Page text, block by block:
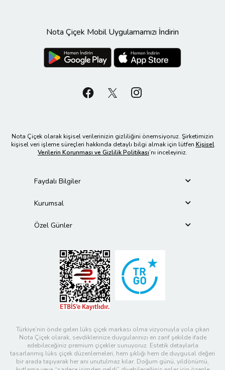
Nota Çiçek Mobil Uygulamamızı İndirin
Nota Çiçek olarak kişisel verilerinizin gizliliğini önemsiyoruz. Şirketimizin
kişisel veri işleme süreçleri hakkında detaylı bilgi almak için lütfen Kişisel
Verilerin Korunması ve Gizlilik Politikası’nı inceleyiniz.
Faydalı Bilgiler
Kurumsal
Özel Günler
Türkiye’nin önde gelen lüks çiçek markası olma vizyonuyla yola çıkan
Nota Çiçek olarak, sevdiklerinize duygularınızı en zarif şekilde ifade
edebileceğiniz premium çiçekler sunuyoruz. Estetik detaylarla
tasarlanmış lüks çiçek düzenlemeleri, hem şıklığı hem de duygusal değeri
bir arada taşıyarak her anı unutulmaz kılar. Doğum günü, yıldönümü,